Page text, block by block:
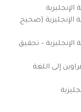
الإنجليزية (صحيح
الإنجليزية – تحقيق
إلى اللغة